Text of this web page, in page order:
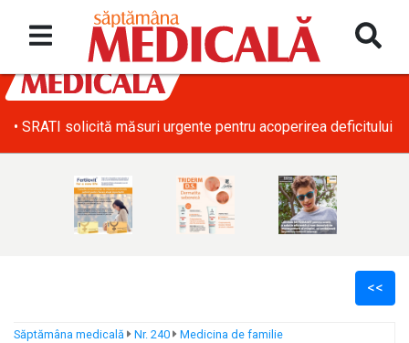
• SRATI solicită măsuri urgente pentru acoperirea deficitului
<<
Săptămâna medicală Nr. 240 Medicina de familie